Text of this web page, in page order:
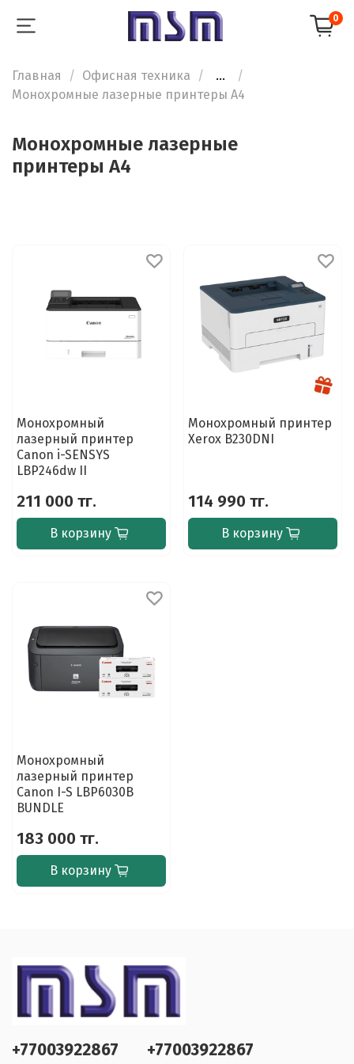
0
Главная Офисная техника
...
Монохромные лазерные принтеры А4
Монохромные лазерные
принтеры А4
Монохромный
лазерный принтер
Canon i-SENSYS
LBP246dw II
211 000 тг.
В корзину
Монохромный принтер
Xerox B230DNI
114 990 тг.
В корзину
Монохромный
лазерный принтер
Canon I-S LBP6030B
BUNDLE
183 000 тг.
В корзину
+77003922867 +77003922867